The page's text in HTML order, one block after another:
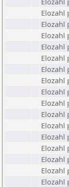
Elozahl
Elozahl
Elozahl
Elozahl
Elozahl
Elozahl
Elozahl
Elozahl
Elozahl
Elozahl
Elozahl
Elozahl
Elozahl
Elozahl
Elozahl
Elozahl